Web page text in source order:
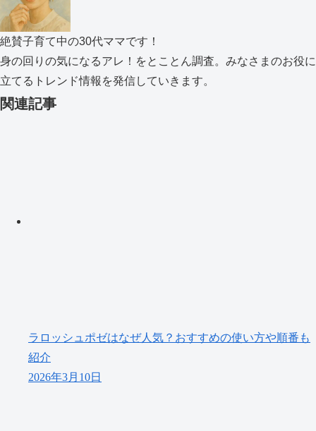
絶賛子育て中の30代ママです！
身の回りの気になるアレ！をとことん調査。みなさまのお役に
立てるトレンド情報を発信していきます。
関連記事
ラロッシュポゼはなぜ人気？おすすめの使い方や順番も
紹介
2026年3月10日